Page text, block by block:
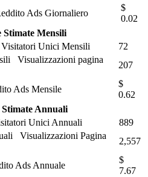
Ads Giornaliero
$
0.02
Stimate Mensili
Unici Mensili
72
Visualizzazioni pagina
207
Ads Mensile
$
0.62
Stimate Annuali
Unici Annuali
889
Visualizzazioni Pagina
2,557
Ads Annuale
$
7.67